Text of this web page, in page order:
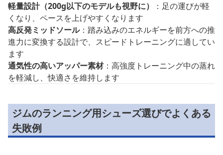
軽量設計（200g以下のモデルも視野に）
：足の運びが軽
くなり、ペースを上げやすくなります
高反発ミッドソール：踏み込みのエネルギーを前方への推
進力に変換する設計で、スピードトレーニングに適してい
ます
通気性の高いアッパー素材：高強度トレーニング中の蒸れ
を軽減し、快適さを維持します
ジムのランニング用シューズ選びでよくある
失敗例